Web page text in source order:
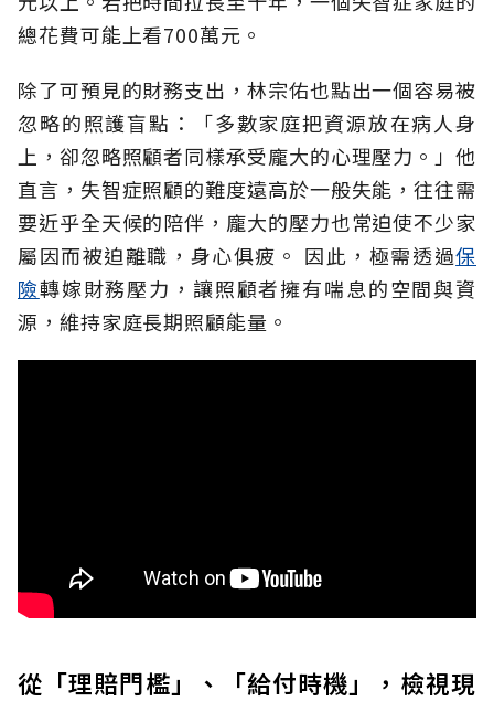
總花費可能上看700萬元。
除了可預見的財務支出，林宗佑也點出一個容易被
忽略的照護盲點：「多數家庭把資源放在病人身
上，卻忽略照顧者同樣承受龐大的心理壓力。」他
直言，失智症照顧的難度遠高於一般失能，往往需
要近乎全天候的陪伴，龐大的壓力也常迫使不少家
屬因而被迫離職，身心俱疲。 因此，極需透過保
險轉嫁財務壓力，讓照顧者擁有喘息的空間與資
源，維持家庭長期照顧能量。
從「理賠門檻」、「給付時機」，檢視現